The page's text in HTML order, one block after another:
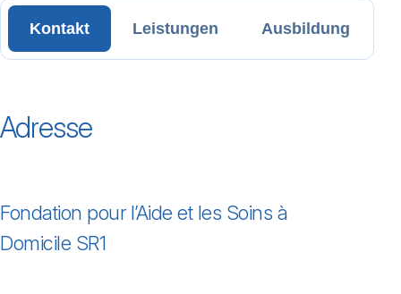
Kontakt Leistungen Ausbildung
Adresse
Fondation pour l’Aide et les Soins à
Domicile SR1